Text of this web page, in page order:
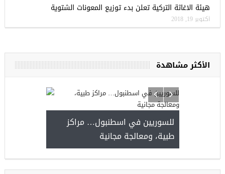
هيئة الاغاثة التركية تعلن بدء توزيع المعونات الشتوية
أكتوبر 19, 2018
الأكثر مشاهدة
للسوريين في اسطنبول… مراكز
طبية، ومعالجة مجانية